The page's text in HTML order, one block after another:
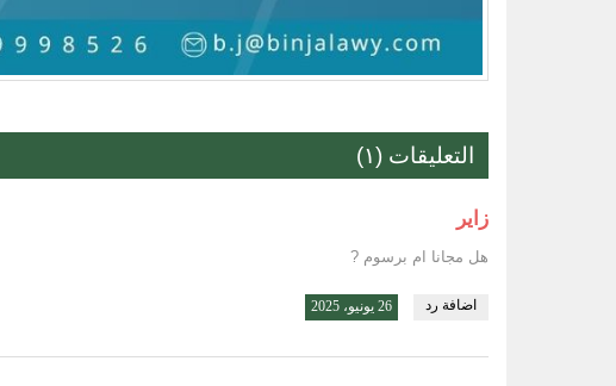
التعليقات (١)
زاير
هل مجانا ام برسوم ?
اضافة رد 26 يونيو، 2025